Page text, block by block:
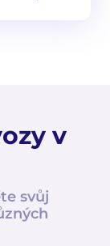
v
svůj